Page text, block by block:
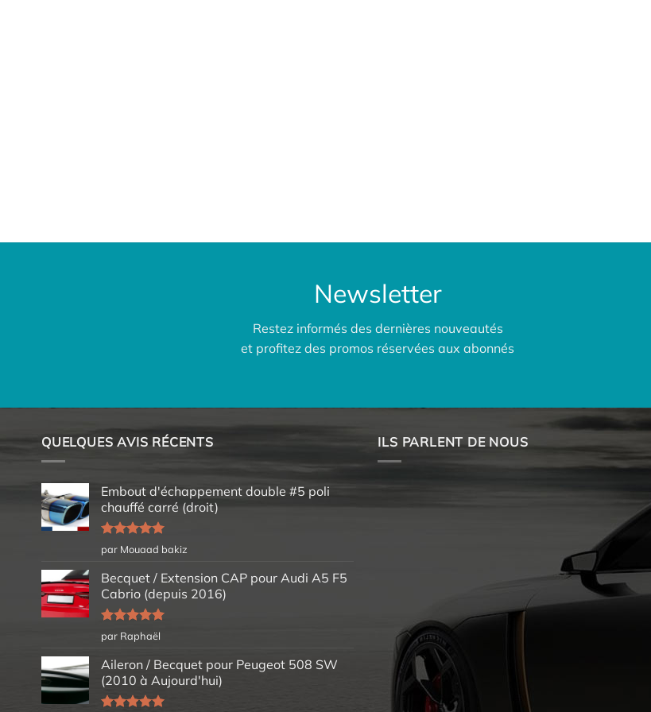
Newsletter
Restez informés des dernières nouveautés
et profitez des promos réservées aux abonnés
QUELQUES AVIS RÉCENTS
Embout d'échappement double #5 poli
chauffé carré (droit)
Note5sur
5
par Mouaad bakiz
Becquet / Extension CAP pour Audi A5 F5
Cabrio (depuis 2016)
Note5sur
5
par Raphaël
Aileron / Becquet pour Peugeot 508 SW
(2010 à Aujourd'hui)
ILS PARLENT DE NOUS